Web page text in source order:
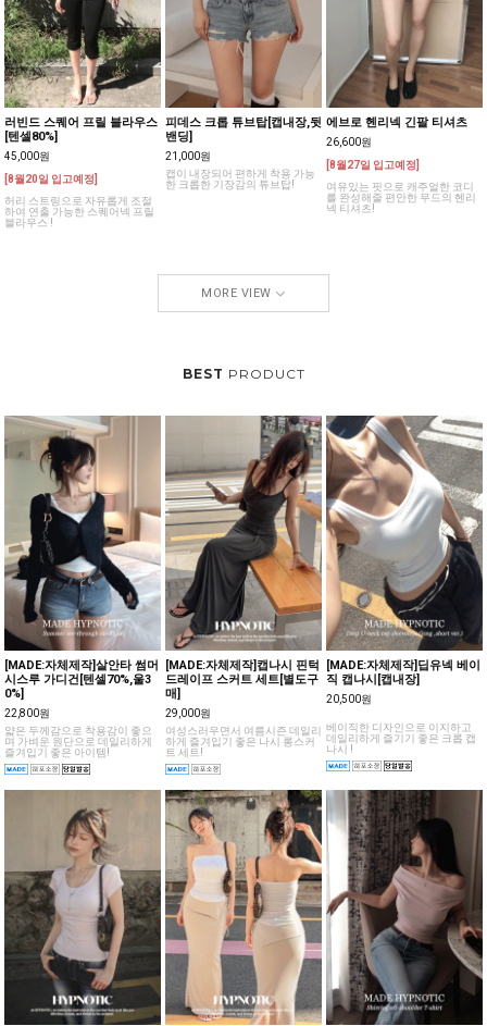
러빈드 스퀘어 프릴 블라우스
[텐셀80%]
허리 스트링으로 자유롭게 조절
하여 연출 가능한 스퀘어넥 프릴
피데스 크롭 튜브탑[캡내장,뒷
밴딩]
21,000원
캡이 내장되어 편하게 착용 가능
에브로 헨리넥 긴팔 티셔츠
여유있는 핏으로 캐주얼한 코디
를 완성해줄 편안한 무드의 헨리
[MADE:자체제작]살안타 썸머
시스루 가디건[텐셀70%,울3
0%]
22,800원
얇은 두께감으로 착용감이 좋으
며 가벼운 원단으로 데일리하게
즐겨입기 좋은 아이템!
[MADE:자체제작]캡나시 핀턱
드레이프 스커트 세트[별도구
매]
29,000원
여성스러우면서 여름시즌 데일리
하게 즐겨입기 좋은 나시 롱스커
트 세트!
[MADE:자체제작]딥유넥 베이
직 캡나시[캡내장]
베이직한 디자인으로 이지하고
데일리하게 즐기기 좋은 크롭 캡
나시 !